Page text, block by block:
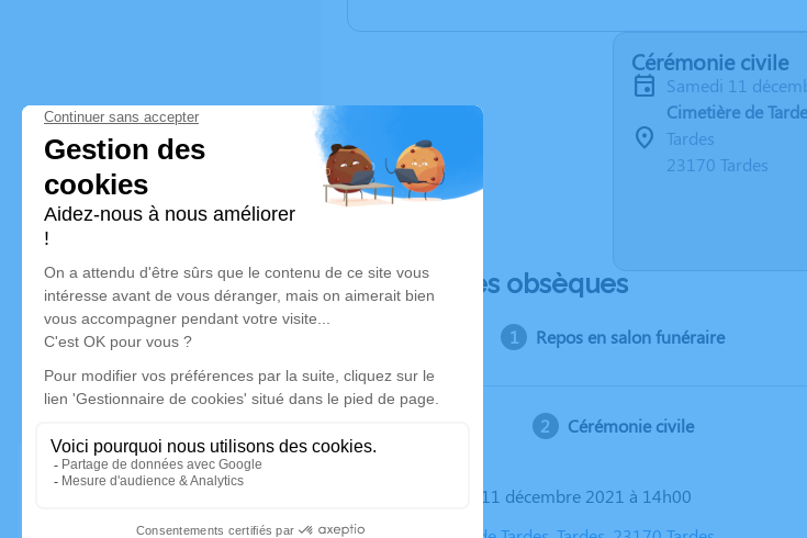
Cérémonie civile
samedi 11
Cimetière de
Tardes
23170 Tardes
Déroulé des obsèques
Repos en salon funéraire
Cérémonie civile
Le samedi 11 décembre 2021 à 14h00